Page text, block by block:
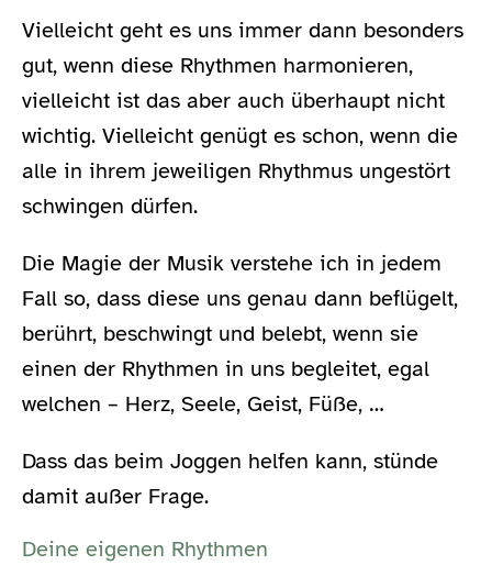
Vielleicht geht es uns immer dann besonders
gut, wenn diese Rhythmen harmonieren,
vielleicht ist das aber auch überhaupt nicht
wichtig. Vielleicht genügt es schon, wenn die
alle in ihrem jeweiligen Rhythmus ungestört
schwingen dürfen.
Die Magie der Musik verstehe ich in jedem
Fall so, dass diese uns genau dann beflügelt,
berührt, beschwingt und belebt, wenn sie
einen der Rhythmen in uns begleitet, egal
welchen – Herz, Seele, Geist, Füße, …
Dass das beim Joggen helfen kann, stünde
damit außer Frage.
Deine eigenen Rhythmen